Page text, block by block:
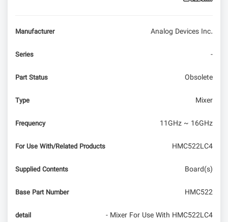
Manufacturer Analog Devices Inc.
Series -
Part Status Obsolete
Type Mixer
Frequency 11GHz ~ 16GHz
For Use With/Related Products HMC522LC4
Supplied Contents Board(s)
Base Part Number HMC522
detail - Mixer For Use With HMC522LC4